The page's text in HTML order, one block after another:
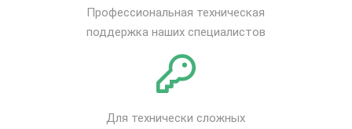
Профессиональная техническая
поддержка наших специалистов
Для технически сложных